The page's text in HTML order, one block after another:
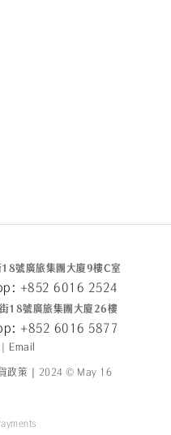
18號廣旅集團大廈9樓C室
+852 6016 2524
18號廣旅集團大廈26樓
+852 6016 5877
Email
政策 2024 © May 16